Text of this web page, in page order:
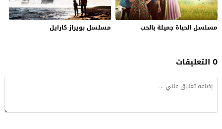
مسلسل الحياة جميلة بالحب مسلسل بويراز كارايل
0 التعليقات